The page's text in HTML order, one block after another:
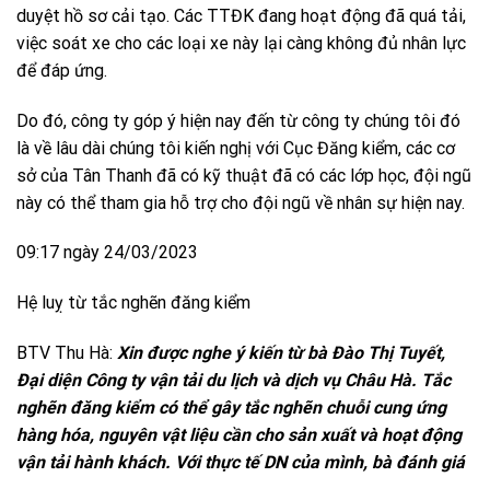
duyệt hồ sơ cải tạo. Các TTĐK đang hoạt động đã quá tải,
việc soát xe cho các loại xe này lại càng không đủ nhân lực
để đáp ứng.
Do đó, công ty góp ý hiện nay đến từ công ty chúng tôi đó
là về lâu dài chúng tôi kiến nghị với Cục Đăng kiểm, các cơ
sở của Tân Thanh đã có kỹ thuật đã có các lớp học, đội ngũ
này có thể tham gia hỗ trợ cho đội ngũ về nhân sự hiện nay.
09:17 ngày 24/03/2023
Hệ luỵ từ tắc nghẽn đăng kiểm
BTV Thu Hà: Xin được nghe ý kiến từ bà Đào Thị Tuyết,
Đại diện Công ty vận tải du lịch và dịch vụ Châu Hà. Tắc
nghẽn đăng kiểm có thể gây tắc nghẽn chuỗi cung ứng
hàng hóa, nguyên vật liệu cần cho sản xuất và hoạt động
vận tải hành khách. Với thực tế DN của mình, bà đánh giá